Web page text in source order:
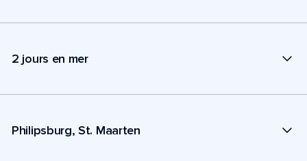
2 jours en mer
Philipsburg, St. Maarten